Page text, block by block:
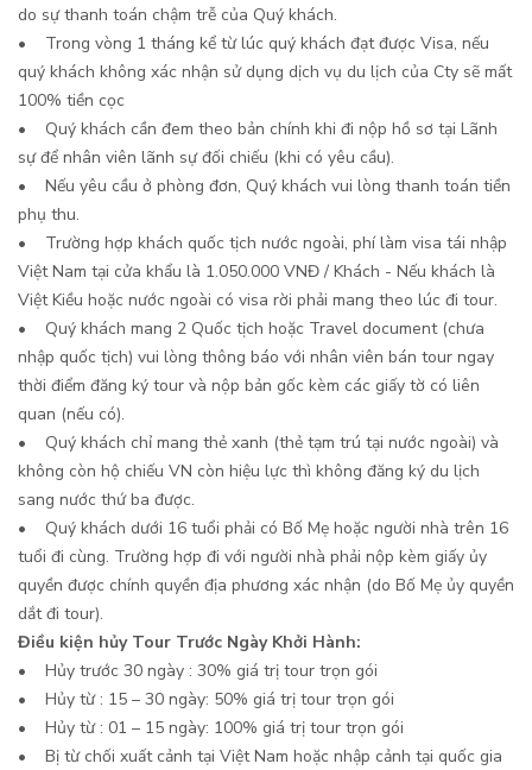
do sự thanh toán chậm trễ của Quý khách.
• Trong vòng 1 tháng kể từ lúc quý khách đạt được Visa, nếu
quý khách không xác nhận sử dụng dịch vụ du lịch của Cty sẽ mất
100% tiền cọc
• Quý khách cần đem theo bản chính khi đi nộp hồ sơ tại Lãnh
sự để nhân viên lãnh sự đối chiếu (khi có yêu cầu).
• Nếu yêu cầu ở phòng đơn, Quý khách vui lòng thanh toán tiền
phụ thu.
• Trường hợp khách quốc tịch nước ngoài, phí làm visa tái nhập
Việt Nam tại cửa khẩu là 1.050.000 VNĐ / Khách - Nếu khách là
Việt Kiều hoặc nước ngoài có visa rời phải mang theo lúc đi tour.
• Quý khách mang 2 Quốc tịch hoặc Travel document (chưa
nhập quốc tịch) vui lòng thông báo với nhân viên bán tour ngay
thời điểm đăng ký tour và nộp bản gốc kèm các giấy tờ có liên
quan (nếu có).
• Quý khách chỉ mang thẻ xanh (thẻ tạm trú tại nước ngoài) và
không còn hộ chiếu VN còn hiệu lực thì không đăng ký du lịch
sang nước thứ ba được.
• Quý khách dưới 16 tuổi phải có Bố Mẹ hoặc người nhà trên 16
tuổi đi cùng. Trường hợp đi với người nhà phải nộp kèm giấy ủy
quyền được chính quyền địa phương xác nhận (do Bố Mẹ ủy quyền
dắt đi tour).
Điều kiện hủy Tour Trước Ngày Khởi Hành:
• Hủy trước 30 ngày : 30% giá trị tour trọn gói
• Hủy từ : 15 – 30 ngày: 50% giá trị tour trọn gói
• Hủy từ : 01 – 15 ngày: 100% giá trị tour trọn gói
• Bị từ chối xuất cảnh tại Việt Nam hoặc nhập cảnh tại quốc gia